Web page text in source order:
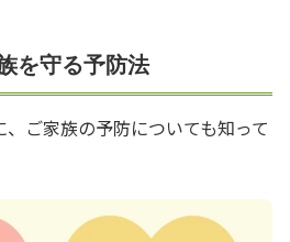
を守る予防法
ご家族の予防についても知って